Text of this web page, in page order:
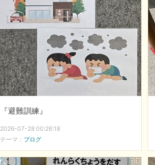
『避難訓練』
2026-07-28 00:26:18
テーマ： ブログ